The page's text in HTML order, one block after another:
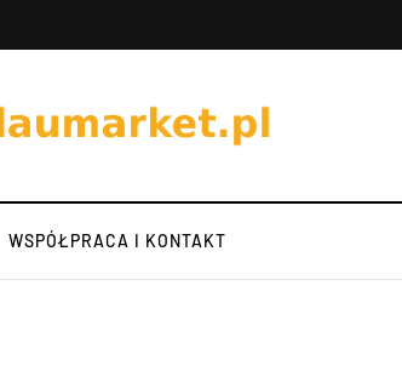
WSPÓŁPRACA I KONTAKT